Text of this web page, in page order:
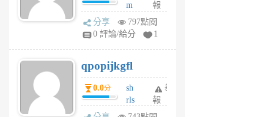
前
m
w
rs
6
個
月
前
報
分享
797點閱
0 評論/給分
1
qpopijkgfl
0.0分
sh
rls
k
舉
報